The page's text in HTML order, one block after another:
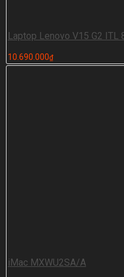
Laptop Lenovo V15 G2 ITL
10.690.000₫
iMac MXWU2SA/A